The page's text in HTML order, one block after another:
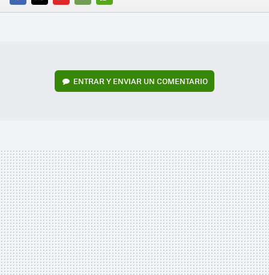
FACEBOOK
TWITTERFLIPBOARD
E-
WHATSAPP
ENTRAR Y ENVIAR UN COMENTARIO